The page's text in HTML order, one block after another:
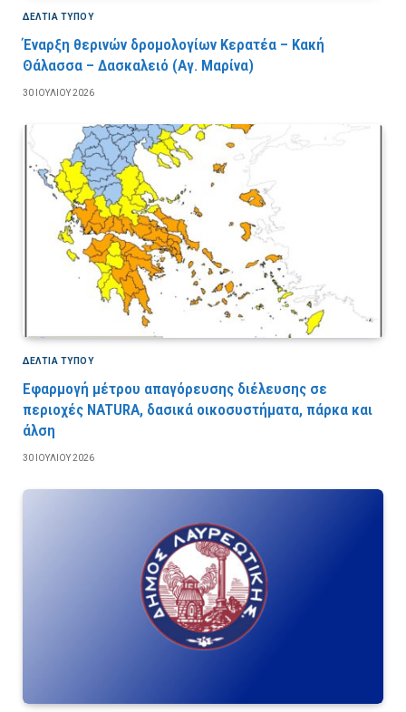
ΔΕΛΤΙΑ ΤΥΠΟΥ
Έναρξη θερινών δρομολογίων Κερατέα – Κακή
Θάλασσα – Δασκαλειό (Αγ. Μαρίνα)
30 ΙΟΥΛΊΟΥ 2026
ΔΕΛΤΙΑ ΤΥΠΟΥ
Εφαρμογή μέτρου απαγόρευσης διέλευσης σε
περιοχές NATURA, δασικά οικοσυστήματα, πάρκα και
άλση
30 ΙΟΥΛΊΟΥ 2026